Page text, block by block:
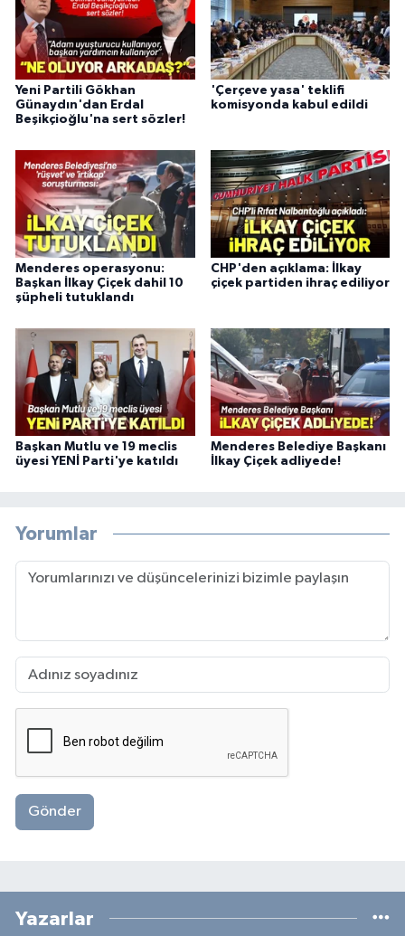
Yeni Partili Gökhan
Günaydın'dan Erdal
Beşikçioğlu'na sert sözler!
'Çerçeve yasa' teklifi
komisyonda kabul edildi
Menderes operasyonu:
Başkan İlkay Çiçek dahil 10
şüpheli tutuklandı
CHP'den açıklama: İlkay
çiçek partiden ihraç ediliyor
Başkan Mutlu ve 19 meclis
üyesi YENİ Parti'ye katıldı
Menderes Belediye Başkanı
İlkay Çiçek adliyede!
Yorumlar
Gönder
Yazarlar